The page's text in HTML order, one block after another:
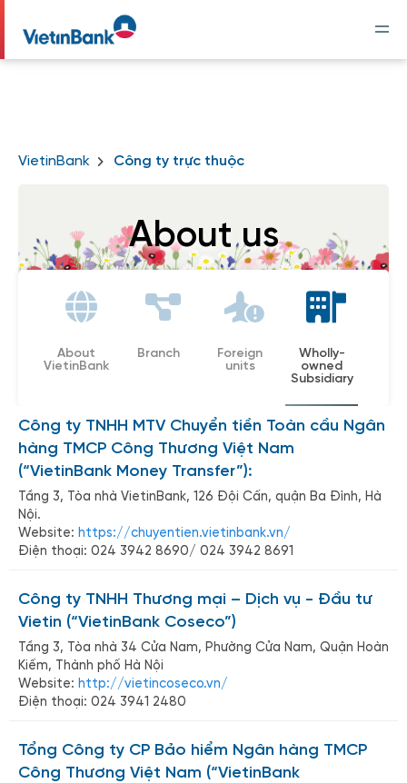
VietinBank Công ty trực thuộc
About us
About
VietinBank
Branch
Foreign
units
Wholly-
owned
Subsidiary
Công ty TNHH MTV Chuyển tiền Toàn cầu Ngân
hàng TMCP Công Thương Việt Nam
(“VietinBank Money Transfer”):
Tầng 3, Tòa nhà VietinBank, 126 Đội Cấn, quận Ba Đình, Hà
Nội.
Website: https://chuyentien.vietinbank.vn/
Điện thoại: 024 3942 8690/ 024 3942 8691
Công ty TNHH Thương mại – Dịch vụ - Đầu tư
Vietin (“VietinBank Coseco”)
Tầng 3, Tòa nhà 34 Cửa Nam, Phường Cửa Nam, Quận Hoàn
Kiếm, Thành phố Hà Nội
Website: http://vietincoseco.vn/
Điện thoại: 024 3941 2480
Tổng Công ty CP Bảo hiểm Ngân hàng TMCP
Công Thương Việt Nam (“VietinBank